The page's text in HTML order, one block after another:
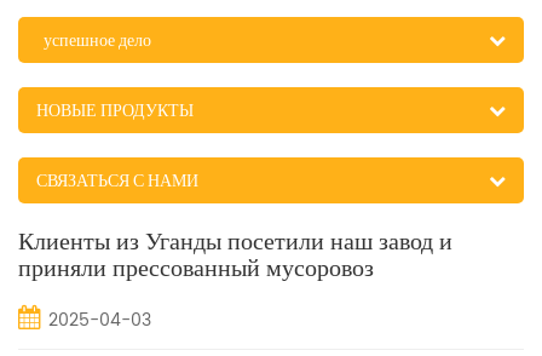
успешное дело
НОВЫЕ ПРОДУКТЫ
СВЯЗАТЬСЯ С НАМИ
Клиенты из Уганды посетили наш завод и
приняли прессованный мусоровоз
2025-04-03